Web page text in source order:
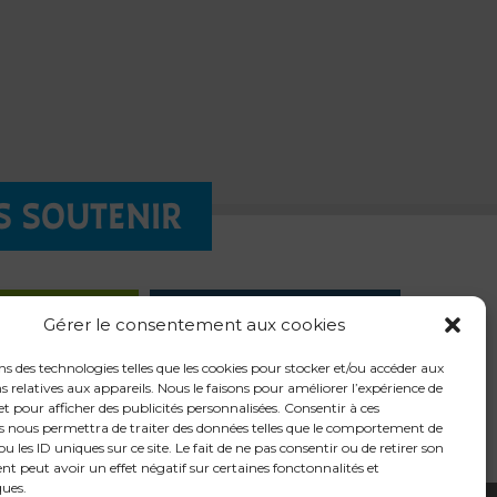
Gérer le consentement aux cookies
des technologies telles que les cookies pour stocker et/ou accéder aux
relatives aux appareils. Nous le faisons pour améliorer l’expérience de
pour afficher des publicités personnalisées. Consentir à ces
nous permettra de traiter des données telles que le comportement de
les ID uniques sur ce site. Le fait de ne pas consentir ou de retirer son
peut avoir un effet négatif sur certaines fonctonnalités et
SOUTENIR
LES
CHANTIERS